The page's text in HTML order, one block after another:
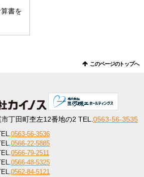
書を
このページのトップへ
丁田町杢左12番地の2 TEL.0563-56-3535
0563-56-3536
0566-22-5885
0566-79-2511
0566-48-5325
0562-84-5121